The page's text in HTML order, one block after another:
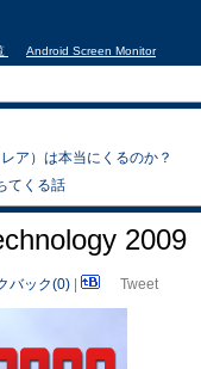
Android Screen Monitor
ア）は本当にくるのか？
てくる話
2009
バック(0) Tweet